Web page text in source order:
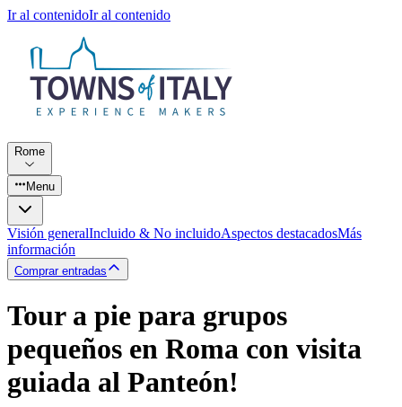
Ir al contenidoIr al contenido
Rome
Menu
Visión generalIncluido & No incluidoAspectos destacadosMás
información
Comprar entradas
Tour a pie para grupos
pequeños en Roma con visita
guiada al Panteón!